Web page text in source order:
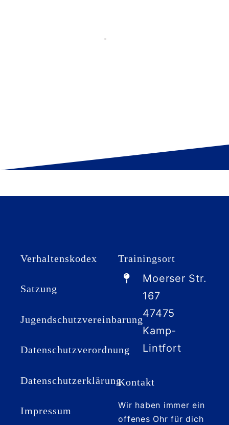
Verhaltenskodex
Satzung
Jugendschutzvereinbarung
Datenschutzverordnung
Datenschutzerklärung
Impressum
Trainingsort
Moerser Str.
167
47475
Kamp-
Lintfort
Kontakt
Wir haben immer ein
offenes Ohr für dich